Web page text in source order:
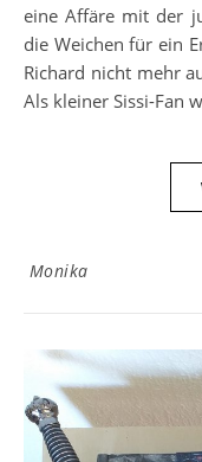
eine Affäre mit der
die Weichen für ein
Richard nicht mehr
Als kleiner Sissi-Fan
Monika